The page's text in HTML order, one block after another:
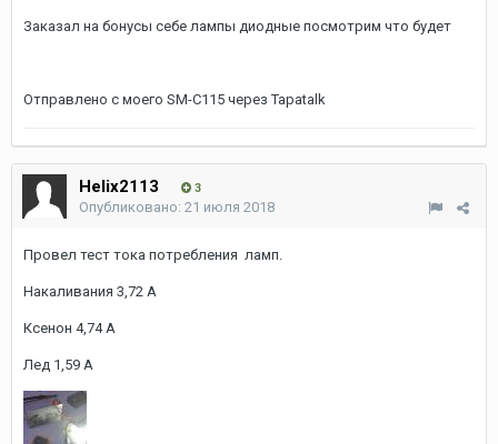
Заказал на бонусы себе лампы диодные посмотрим что будет
Отправлено с моего SM-C115 через Tapatalk
Helix2113 3
Опубликовано: 21 июля 2018
Провел тест тока потребления ламп.
Накаливания 3,72 А
Ксенон 4,74 А
Лед 1,59 А